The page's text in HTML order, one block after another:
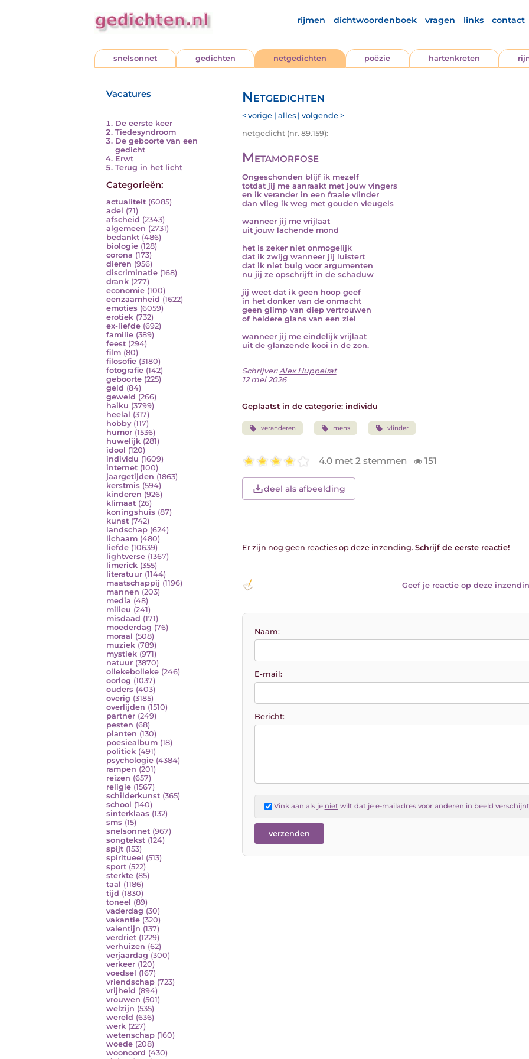
rijmen dichtwoordenboek vragen links contact
snelsonnet gedichten netgedichten poëzie hartenkreten
Vacatures
De eerste keer
Tiedesyndroom
De geboorte van een
gedicht
Erwt
Terug in het licht
Categorieën:
actualiteit (6085)
adel (71)
afscheid (2343)
algemeen (2731)
bedankt (486)
biologie (128)
corona (173)
dieren (956)
discriminatie (168)
drank (277)
economie (100)
eenzaamheid (1622)
emoties (6059)
erotiek (732)
ex-liefde (692)
familie (389)
feest (294)
film (80)
filosofie (3180)
fotografie (142)
geboorte (225)
geld (84)
geweld (266)
haiku (3799)
heelal (317)
hobby (117)
humor (1536)
huwelijk (281)
idool (120)
individu (1609)
internet (100)
jaargetijden (1863)
kerstmis (594)
kinderen (926)
klimaat (26)
koningshuis (87)
kunst (742)
landschap (624)
lichaam (480)
liefde (10639)
lightverse (1367)
limerick (355)
literatuur (1144)
maatschappij (1196)
mannen (203)
media (48)
milieu (241)
misdaad (171)
moederdag (76)
moraal (508)
muziek (789)
mystiek (971)
natuur (3870)
ollekebolleke (246)
oorlog (1037)
ouders (403)
overig (3185)
overlijden (1510)
partner (249)
pesten (68)
planten (130)
poesiealbum (18)
politiek (491)
psychologie (4384)
rampen (201)
reizen (657)
religie (1567)
schilderkunst (365)
school (140)
sinterklaas (132)
sms (15)
snelsonnet (967)
songtekst (124)
spijt (153)
spiritueel (513)
sport (522)
sterkte (85)
taal (1186)
tijd (1830)
toneel (89)
vaderdag (30)
vakantie (320)
valentijn (137)
verdriet (1229)
verhuizen (62)
verjaardag (300)
verkeer (120)
voedsel (167)
vriendschap (723)
vrijheid (894)
vrouwen (501)
welzijn (535)
wereld (636)
werk (227)
wetenschap (160)
woede (208)
woonoord (430)
Netgedichten
< vorige| alles| volgende >
netgedicht (nr. 89.159):
Metamorfose
Ongeschonden blijf ik mezelf
totdat jij me aanraakt met jouw vingers
en ik verander in een fraaie vlinder
dan vlieg ik weg met gouden vleugels
wanneer jij me vrijlaat
uit jouw lachende mond
het is zeker niet onmogelijk
dat ik zwijg wanneer jij luistert
dat ik niet buig voor argumenten
nu jij ze opschrijft in de schaduw
jij weet dat ik geen hoop geef
in het donker van de onmacht
geen glimp van diep vertrouwen
of heldere glans van een ziel
wanneer jij me eindelijk vrijlaat
uit de glanzende kooi in de zon.
Schrijver: Alex Huppelrat
12 mei 2026
Geplaatst in de categorie: individu
veranderen mens vlinder
4.0 met 2 stemmen 151
deel als afbeelding
Er zijn nog geen reacties op deze inzending. Schrijf de eerste reactie!
Geef je reactie op deze
Naam:
E-mail:
Bericht:
Vink aan als je nietwilt dat je e-mailadres voor anderen in beeld verschijnt